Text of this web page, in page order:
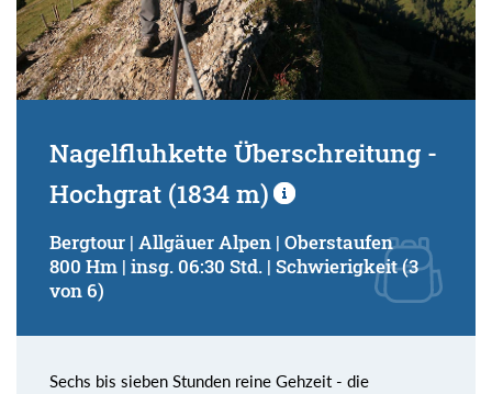
Nagelfluhkette Überschreitung -
Hochgrat (1834 m)
Bergtour | Allgäuer Alpen | Oberstaufen
800 Hm | insg. 06:30 Std. | Schwierigkeit (3
von 6)
Sechs bis sieben Stunden reine Gehzeit - die